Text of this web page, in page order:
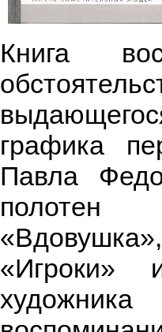
Книга
графика
Павла
полотен